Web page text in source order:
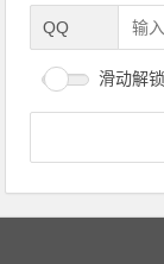
QQ
滑动解